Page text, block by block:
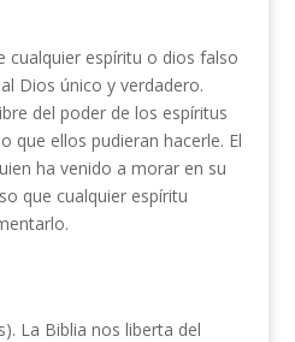
cualquier espíritu o dios falso
Dios único y verda­dero.
del poder de los espíritus
que ellos pudie­ran hacerle. El
ha venido a morar en su
que cualquier espíritu
La Biblia nos liberta del